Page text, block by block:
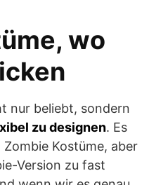
wo
nur beliebt, sondern
zu designen. Es
Kostüme, aber
Version zu fast